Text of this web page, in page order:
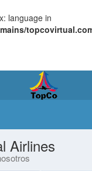
language in
Airlines